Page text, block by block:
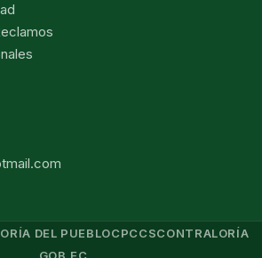
DEL PUEBLOCPCCSCONTRALORÍA